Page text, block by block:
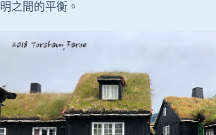
明之間的平衡。